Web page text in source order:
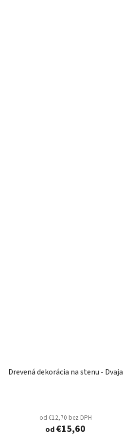
Drevená dekorácia na stenu - Dvaja
od €12,70 bez DPH
od€15,60